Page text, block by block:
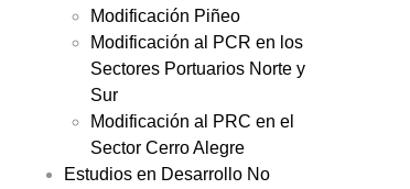
Modificación Piñeo
Modificación al PCR en los
Sectores Portuarios Norte y
Sur
Modificación al PRC en el
Sector Cerro Alegre
Estudios en Desarrollo No